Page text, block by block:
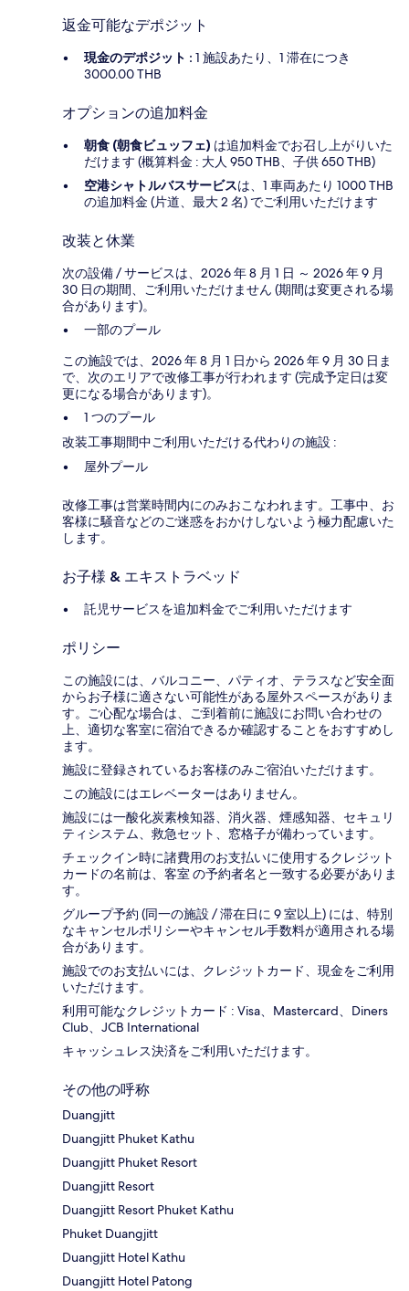
返金可能なデポジット
現金のデポジット : 1 施設あたり、1 滞在につき
3000.00 THB
オプションの追加料金
朝食 (朝食ビュッフェ) は追加料金でお召し上がりいた
だけます (概算料金 : 大人 950 THB、子供 650 THB)
空港シャトルバスサービスは、1 車両あたり 1000 THB
の追加料金 (片道、最大 2 名) でご利用いただけます
改装と休業
次の設備 / サービスは、2026 年 8 月 1 日 ～ 2026 年 9 月
30 日の期間、ご利用いただけません (期間は変更される場
合があります)。
一部のプール
この施設では、2026 年 8 月 1 日から 2026 年 9 月 30 日ま
で、次のエリアで改修工事が行われます (完成予定日は変
更になる場合があります)。
1 つのプール
改装工事期間中ご利用いただける代わりの施設 :
屋外プール
改修工事は営業時間内にのみおこなわれます。工事中、お
客様に騒音などのご迷惑をおかけしないよう極力配慮いた
します。
お子様 & エキストラベッド
託児サービスを追加料金でご利用いただけます
ポリシー
この施設には、バルコニー、パティオ、テラスなど安全面
からお子様に適さない可能性がある屋外スペースがありま
す。ご心配な場合は、ご到着前に施設にお問い合わせの
上、適切な客室に宿泊できるか確認することをおすすめし
ます。
施設に登録されているお客様のみご宿泊いただけます。
この施設にはエレベーターはありません。
施設には一酸化炭素検知器、消火器、煙感知器、セキュリ
ティシステム、救急セット、窓格子が備わっています。
チェックイン時に諸費用のお支払いに使用するクレジット
カードの名前は、客室 の予約者名と一致する必要がありま
す。
グループ予約 (同一の施設 / 滞在日に 9 室以上) には、特別
なキャンセルポリシーやキャンセル手数料が適用される場
合があります。
施設でのお支払いには、クレジットカード、現金をご利用
いただけます。
利用可能なクレジットカード : Visa、Mastercard、Diners
Club、JCB International
キャッシュレス決済をご利用いただけます。
その他の呼称
Duangjitt
Duangjitt Phuket Kathu
Duangjitt Phuket Resort
Duangjitt Resort
Duangjitt Resort Phuket Kathu
Phuket Duangjitt
Duangjitt Hotel Kathu
Duangjitt Hotel Patong